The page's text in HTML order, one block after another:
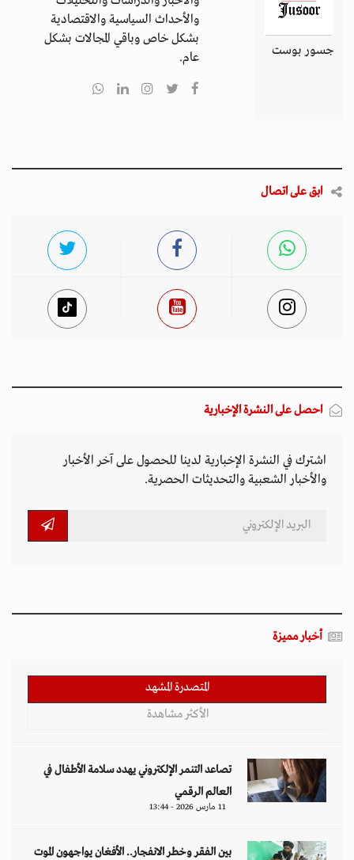
جسور بوست
والأحداث السياسية والاقتصادية
بشكل خاص وباقي المجالات بشكل
عام.
ابق على اتصال
احصل على النشرة الإخبارية
اشترك في النشرة الإخبارية لدينا للحصول على آخر الأخبار
والأخبار الشعبية والتحديثات الحصرية.
أخبار مميزة
المتصدرة المشهد
الأكثر مشاهدة
تصاعد التنمر الإلكتروني يهدد سلامة الأطفال في
العالم الرقمي
11 مارس 2026 - 13:44
بين الفقر وخطر الانفجار.. الأفغان يواجهون الموت